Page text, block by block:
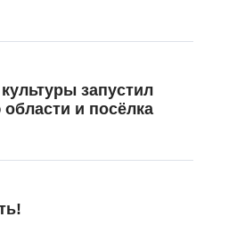
запустил
и посёлка